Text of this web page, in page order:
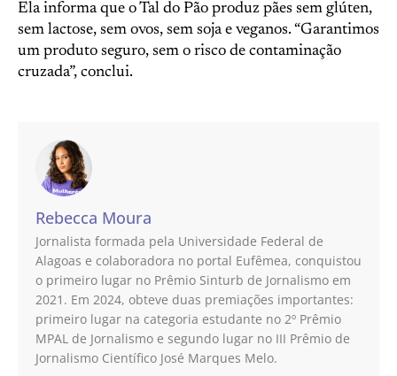
Ela informa que o Tal do Pão produz pães sem glúten,
sem lactose, sem ovos, sem soja e veganos. “Garantimos
um produto seguro, sem o risco de contaminação
cruzada”, conclui.
Rebecca Moura
Jornalista formada pela Universidade Federal de
Alagoas e colaboradora no portal Eufêmea, conquistou
o primeiro lugar no Prêmio Sinturb de Jornalismo em
2021. Em 2024, obteve duas premiações importantes:
primeiro lugar na categoria estudante no 2º Prêmio
MPAL de Jornalismo e segundo lugar no III Prêmio de
Jornalismo Científico José Marques Melo.